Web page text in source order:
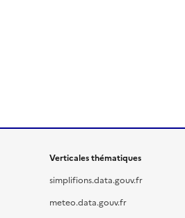
Verticales thématiques
simplifions.data.gouv.fr
meteo.data.gouv.fr